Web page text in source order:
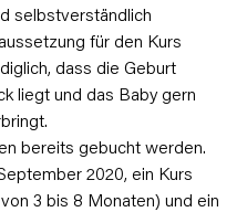
selbstverständlich
für den Kurs
dass die Geburt
liegt und das Baby gern
bereits gebucht werden.
2020, ein Kurs
3 bis 8 Monaten) und ein